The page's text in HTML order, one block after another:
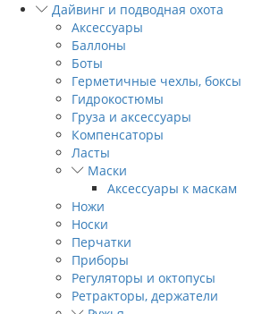
Дайвинг и подводная охота
Аксессуары
Баллоны
Боты
Герметичные чехлы, боксы
Гидрокостюмы
Груза и аксессуары
Компенсаторы
Ласты
Маски
Аксессуары к маскам
Ножи
Носки
Перчатки
Приборы
Регуляторы и октопусы
Ретракторы, держатели